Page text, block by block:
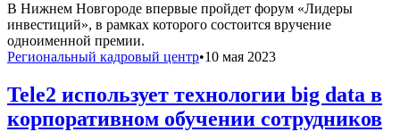
В Нижнем Новгороде впервые пройдет форум «Лидеры
инвестиций», в рамках которого состоится вручение
одноименной премии.
Региональный кадровый центр•10 мая 2023
Tele2 использует технологии big data в
корпоративном обучении сотрудников